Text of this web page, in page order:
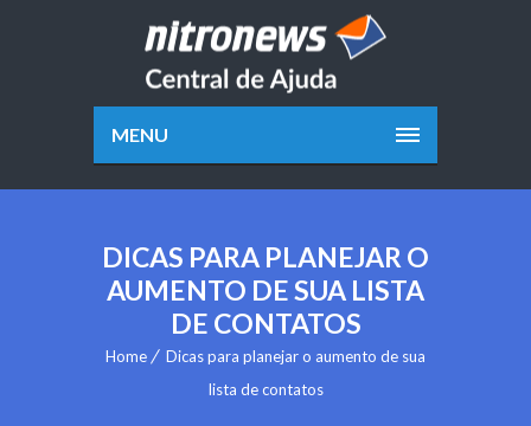
MENU
DICAS PARA PLANEJAR O
AUMENTO DE SUA LISTA
DE CONTATOS
Home
Dicas para planejar o aumento de sua
lista de contatos